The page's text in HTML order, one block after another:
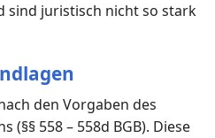
sind juristisch nicht so stark
den Vorgaben des
(§§ 558 – 558d BGB). Diese